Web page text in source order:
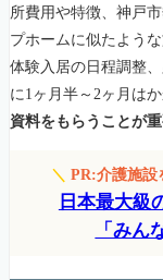
所費用や特徴、神戸
プホームに似たよう
体験入居の日程調整
に1ヶ月半～2ヶ月はか
資料をもらうことが重
＼PR:介護施設
日本最大級
「みん